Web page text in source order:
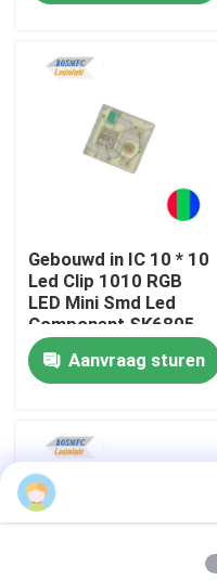
VR-show
Fabrieksreis
Kwaliteitscontrole
Contacteer ons
nieuws
Gebouwd in IC 10 * 10
Led Clip 1010 RGB
LED Mini Smd Led
Component SK6805
SK9818
Aanvraag sturen